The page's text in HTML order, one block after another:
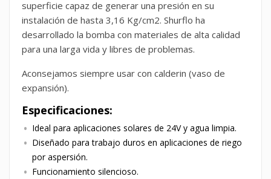
superficie capaz de generar una presión en su
instalación de hasta 3,16 Kg/cm2. Shurflo ha
desarrollado la bomba con materiales de alta calidad
para una larga vida y libres de problemas.
Aconsejamos siempre usar con calderin (vaso de
expansión).
Especificaciones:
Ideal para aplicaciones solares de 24V y agua limpia.
Diseñado para trabajo duros en aplicaciones de riego
por aspersión.
Funcionamiento silencioso.